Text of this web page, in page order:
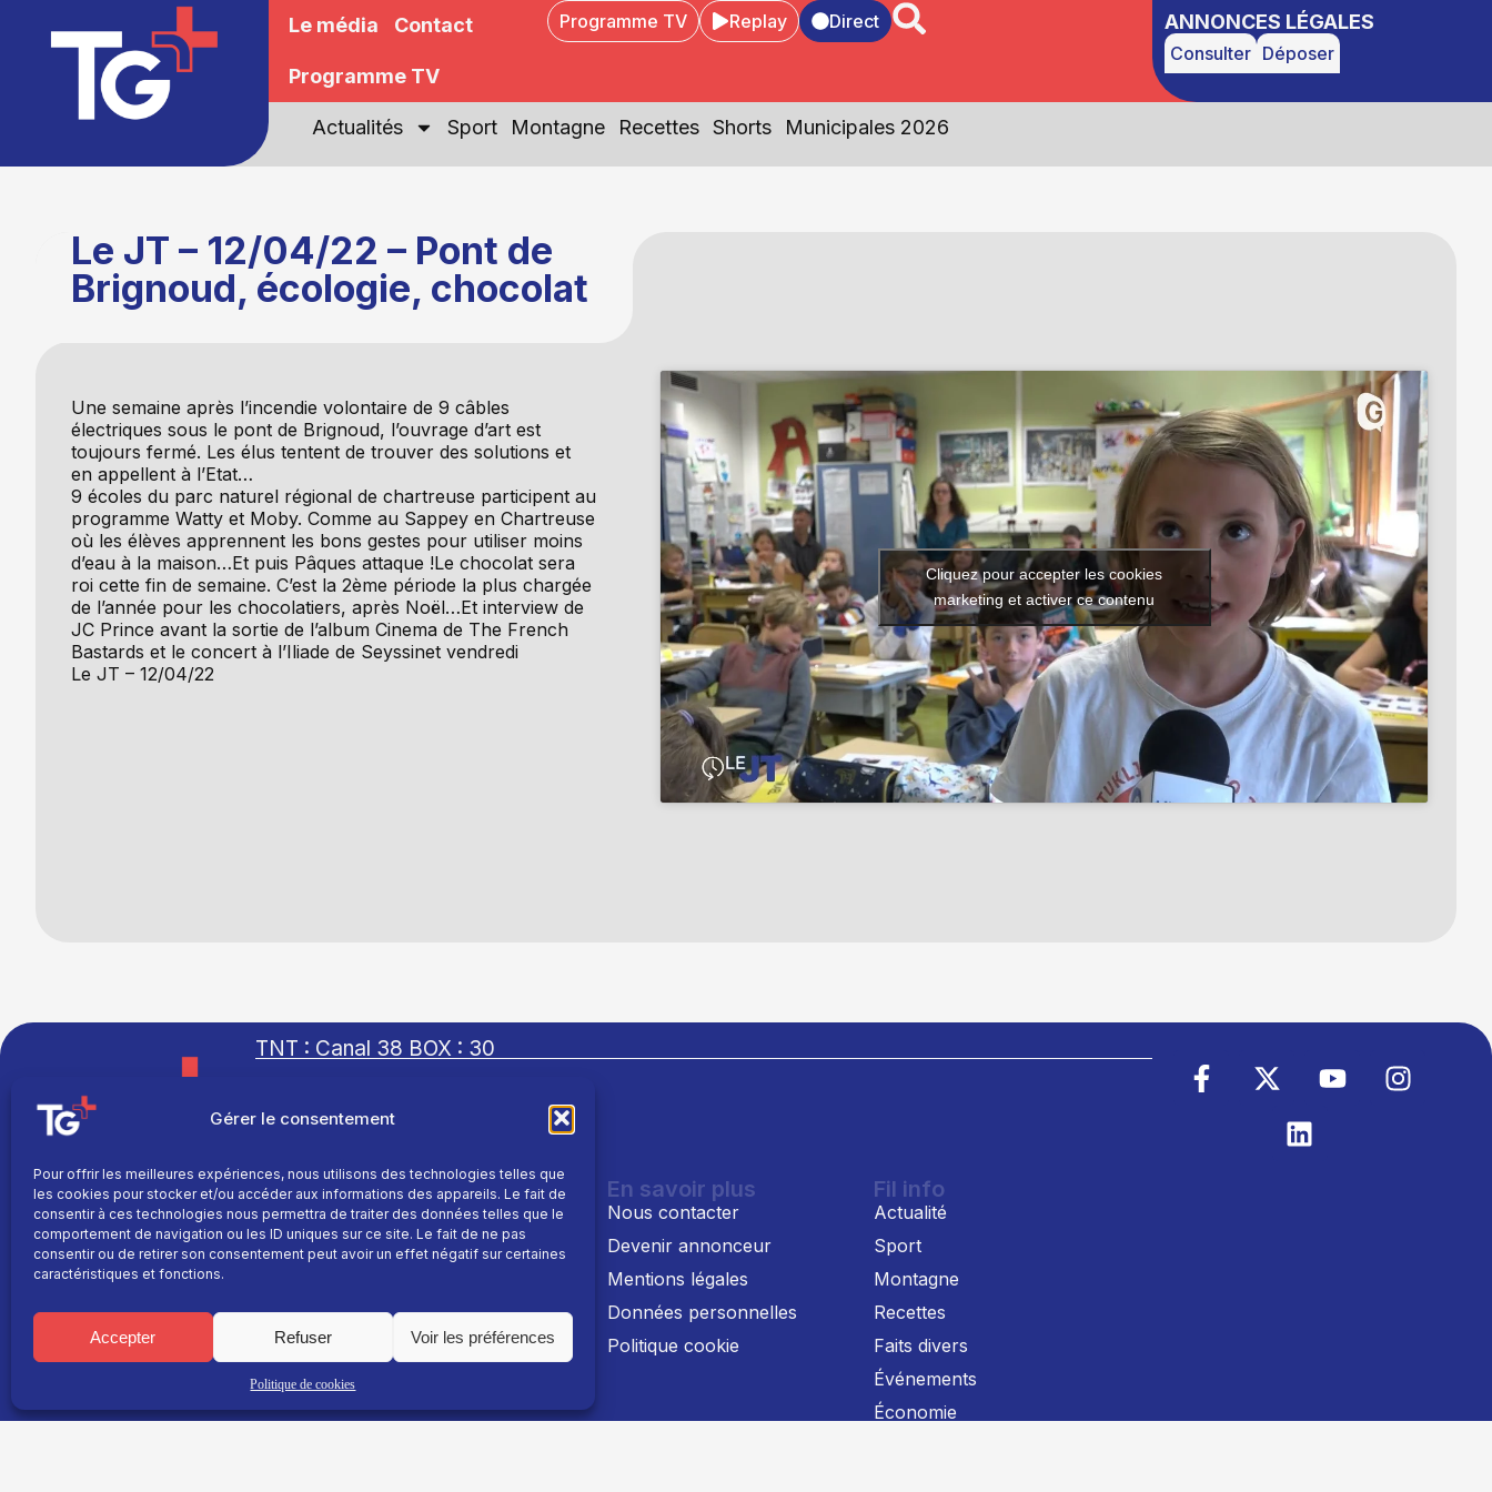
Gérer le consentement
Pour offrir les meilleures expériences, nous utilisons des technologies telles que
les cookies pour stocker et/ou accéder aux informations des appareils. Le fait de
consentir à ces technologies nous permettra de traiter des données telles que le
comportement de navigation ou les ID uniques sur ce site. Le fait de ne pas
consentir ou de retirer son consentement peut avoir un effet négatif sur certaines
caractéristiques et fonctions.
Accepter Refuser Voir les préférences
Politique de cookies
Le média Contact
Programme TV
Programme TV Replay Direct ANNONCES LÉGALES
Consulter Déposer
Actualités Sport Montagne Recettes Shorts Municipales 2026
Le JT – 12/04/22 – Pont de
Brignoud, écologie, chocolat
Une semaine après l’incendie volontaire de 9 câbles
électriques sous le pont de Brignoud, l’ouvrage d’art est
toujours fermé. Les élus tentent de trouver des solutions et
en appellent à l’Etat…
9 écoles du parc naturel régional de chartreuse participent au
programme Watty et Moby. Comme au Sappey en Chartreuse
où les élèves apprennent les bons gestes pour utiliser moins
d’eau à la maison…Et puis Pâques attaque !Le chocolat sera
roi cette fin de semaine. C’est la 2ème période la plus chargée
de l’année pour les chocolatiers, après Noël…Et interview de
JC Prince avant la sortie de l’album Cinema de The French
Bastards et le concert à l’Iliade de Seyssinet vendredi
Le JT – 12/04/22
Cliquez pour accepter les cookies
marketing et activer ce contenu
TNT : Canal 38 BOX : 30
Site réalisé par
L’agence Ailleurs
TG+
Fil info
Replay
Programme TV
La chaine
En savoir plus
Nous contacter
Devenir annonceur
Mentions légales
Données personnelles
Politique cookie
Fil info
Actualité
Sport
Montagne
Recettes
Faits divers
Événements
Économie